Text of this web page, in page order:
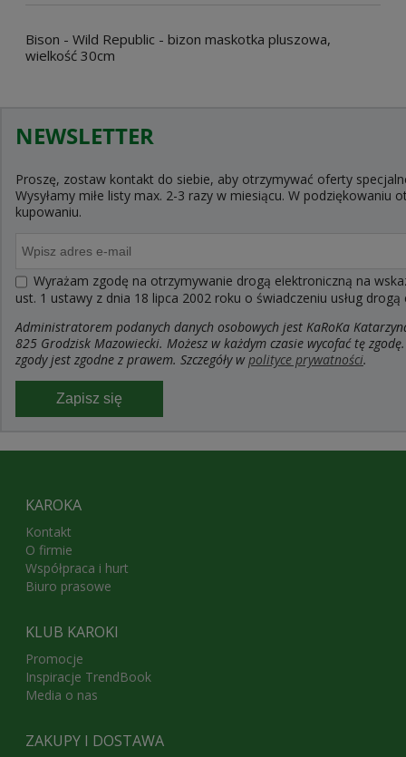
Bison - Wild Republic - bizon maskotka pluszowa,
wielkość 30cm
NEWSLETTER
Proszę, zostaw kontakt do siebie, aby otrzymywać oferty
Wysyłamy miłe listy max. 2-3 razy w miesiącu. W
kupowaniu.
Wyrażam zgodę na otrzymywanie drogą elektroniczną na
ust. 1 ustawy z dnia 18 lipca 2002 roku o świadczeniu usług
Administratorem podanych danych osobowych jest KaRoKa
825 Grodzisk Mazowiecki. Możesz w każdym czasie wycofać tę
zgody jest zgodne z prawem. Szczegóły wpolityce prywatności.
Zapisz się
KAROKA
Kontakt
O firmie
Współpraca i hurt
Biuro prasowe
KLUB KAROKI
Promocje
Inspiracje TrendBook
Media o nas
ZAKUPY I DOSTAWA